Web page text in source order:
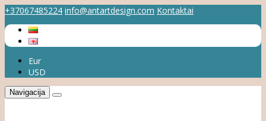
+37067485224 info@antartdesign.com Kontaktai
Eur
USD
Navigacija